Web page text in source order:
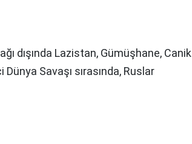
dışında Lazistan, Gümüşhane, Canik
Savaşı sırasında, Ruslar